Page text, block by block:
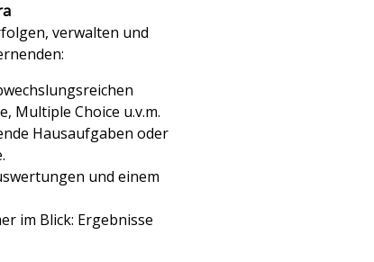
verwalten und
Multiple Choice u.v.m.
Hausaufgaben oder
und einem
im Blick: Ergebnisse